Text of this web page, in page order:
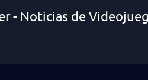
- Noticias de